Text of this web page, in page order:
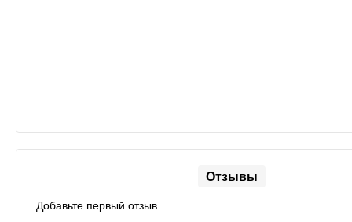
Отзывы
Добавьте первый отзыв